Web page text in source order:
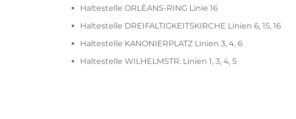
Haltestelle ORLÈANS-RING Linie 16
Haltestelle DREIFALTIGKEITSKIRCHE Linien 6, 15, 16
Haltestelle KANONIERPLATZ Linien 3, 4, 6
Haltestelle WILHELMSTR. Linien 1, 3, 4, 5